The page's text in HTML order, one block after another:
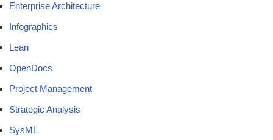
Enterprise Architecture
Infographics
Lean
OpenDocs
Project Management
Strategic Analysis
SysML